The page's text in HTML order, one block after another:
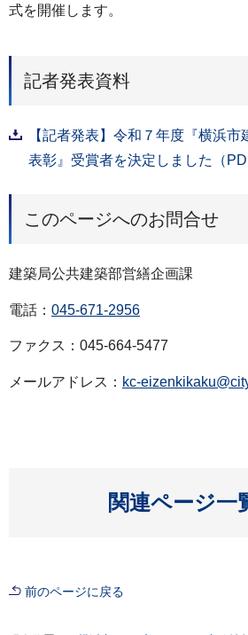
式を開催します。
記者発表資料
【記者発表】令和７年度『横浜
表彰』受賞者を決定しました（
このページへのお問合せ
建築局公共建築部営繕企画課
電話： 045-671-2956
ファクス：045-664-5477
メールアドレス： kc-
関連ページ一
開く
前のページに戻る